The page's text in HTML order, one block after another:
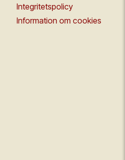
Integritetspolicy
Information om cookies